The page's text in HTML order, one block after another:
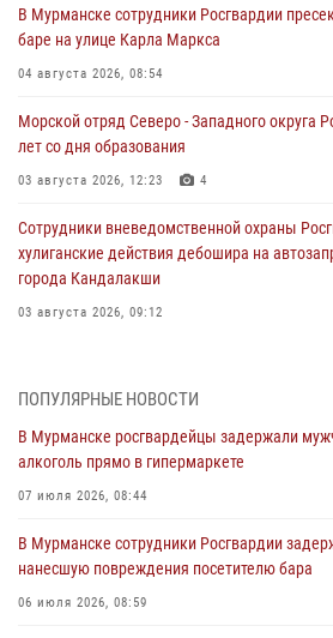
В Мурманске сотрудники Росгвардии
баре на улице Карла Маркса
04 августа 2026, 08:54
Морской отряд Северо - Западного округа
лет со дня образования
03 августа 2026, 12:23 4
Сотрудники вневедомственной охраны
хулиганские действия дебошира на
города Кандалакши
03 августа 2026, 09:12
комиссий в преддверии выборов
31 июля 2026, 08:48 3
Сотрудники Росгвардии задержали
30 июля 2026, 14:09
В Управлении Росгвардии по Мурманской
ПОПУЛЯРНЫЕ НОВОСТИ
В Мурманске росгвардейцы задержали
алкоголь прямо в гипермаркете
07 июля 2026, 08:44
В Мурманске сотрудники Росгвардии
нанесшую повреждения посетителю бара
06 июля 2026, 08:59